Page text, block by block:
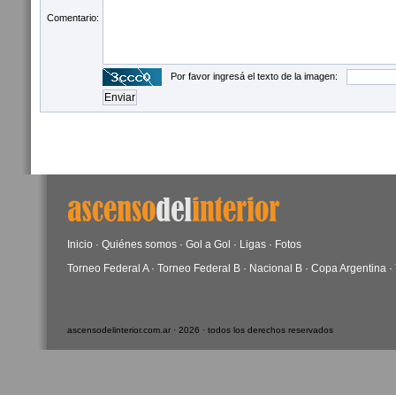
Comentario:
Por favor ingresá el texto de la imagen:
Inicio · Quiénes somos · Gol a Gol · Ligas · Fotos
Torneo Federal A· Torneo Federal B · Nacional B · Copa Argentina ·
ascensodelinterior.com.ar · 2026 · todos los derechos reservados